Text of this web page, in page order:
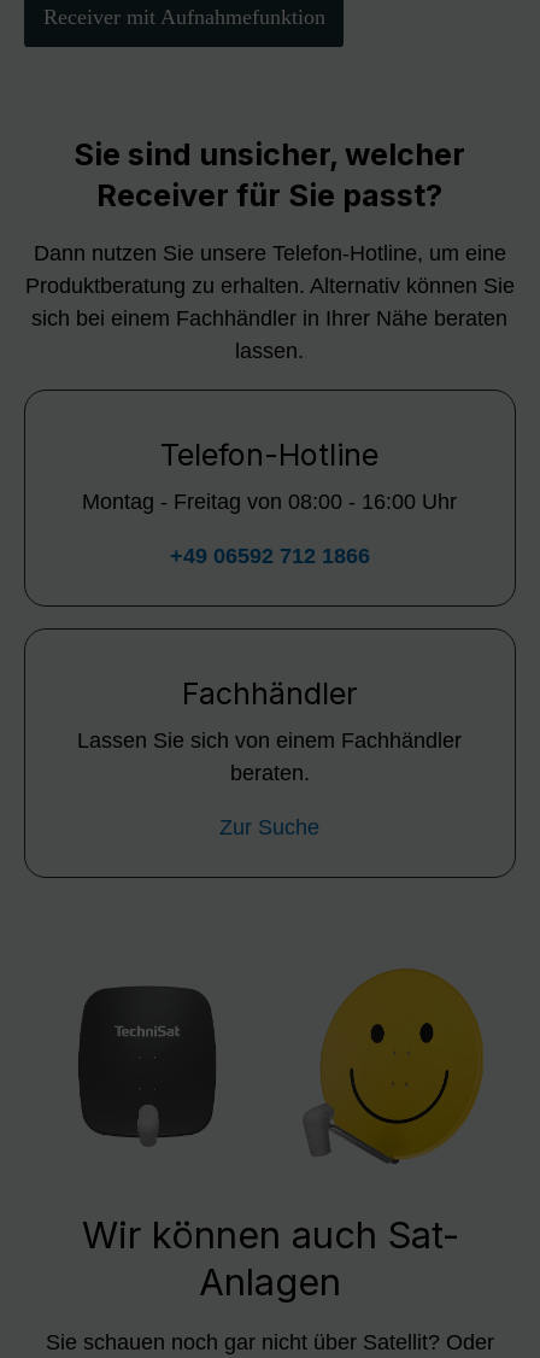
Receiver mit Aufnahmefunktion
Sie sind unsicher, welcher
Receiver für Sie passt?
Dann nutzen Sie unsere Telefon-Hotline, um eine
Produktberatung zu erhalten. Alternativ können Sie
sich bei einem Fachhändler in Ihrer Nähe beraten
lassen.
Telefon-Hotline
Montag - Freitag von 08:00 - 16:00 Uhr
+49 06592 712 1866
Fachhändler
Lassen Sie sich von einem Fachhändler
beraten.
Zur Suche
Wir können auch Sat-
Anlagen
Sie schauen noch gar nicht über Satellit? Oder